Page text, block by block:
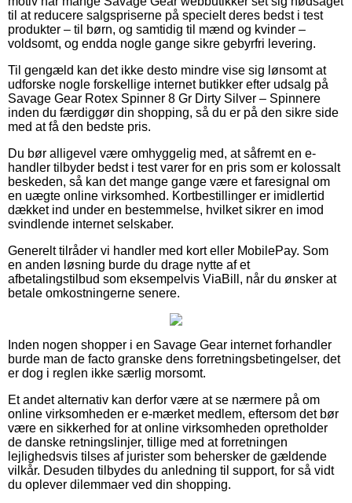
til at reducere salgspriserne på specielt deres bedst i test
produkter – til børn, og samtidig til mænd og kvinder –
voldsomt, og endda nogle gange sikre gebyrfri levering.
Til gengæld kan det ikke desto mindre vise sig lønsomt at
udforske nogle forskellige internet butikker efter udsalg på
Savage Gear Rotex Spinner 8 Gr Dirty Silver – Spinnere
inden du færdiggør din shopping, så du er på den sikre side
med at få den bedste pris.
Du bør alligevel være omhyggelig med, at såfremt en e-
handler tilbyder bedst i test varer for en pris som er kolossalt
beskeden, så kan det mange gange være et faresignal om
en uægte online virksomhed. Kortbestillinger er imidlertid
dækket ind under en bestemmelse, hvilket sikrer en imod
svindlende internet selskaber.
Generelt tilråder vi handler med kort eller MobilePay. Som
en anden løsning burde du drage nytte af et
afbetalingstilbud som eksempelvis ViaBill, når du ønsker at
betale omkostningerne senere.
Inden nogen shopper i en Savage Gear internet forhandler
burde man de facto granske dens forretningsbetingelser, det
er dog i reglen ikke særlig morsomt.
Et andet alternativ kan derfor være at se nærmere på om
online virksomheden er e-mærket medlem, eftersom det bør
være en sikkerhed for at online virksomheden opretholder
de danske retningslinjer, tillige med at forretningen
lejlighedsvis tilses af jurister som behersker de gældende
vilkår. Desuden tilbydes du anledning til support, for så vidt
du oplever dilemmaer ved din shopping.